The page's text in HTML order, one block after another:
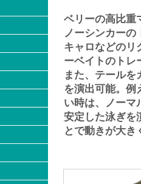
ベリーの高比重
ノーシンカーの
キャロなどのリ
ーベイトのトレ
また、テール
を演出可能。例
い時は、ノーマ
安定した泳ぎを
とで動きが大き